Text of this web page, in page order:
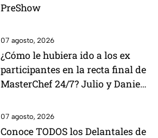
PreShow
07 agosto, 2026
¿Cómo le hubiera ido a los ex
participantes en la recta final de
MasterChef 24/7? Julio y Daniela
07 agosto, 2026
Conoce TODOS los Delantales de